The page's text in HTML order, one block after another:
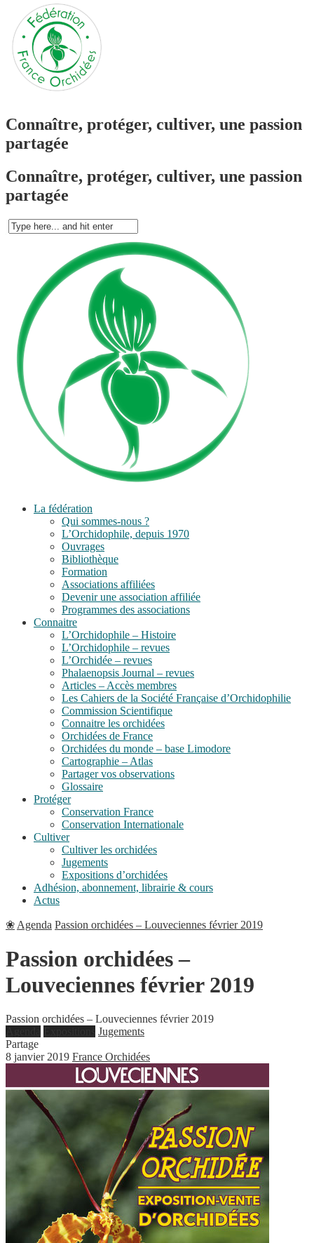
Connaître, protéger, cultiver, une passion
partagée
Connaître, protéger, cultiver, une passion
partagée
La fédération
Qui sommes-nous ?
L’Orchidophile, depuis 1970
Ouvrages
Bibliothèque
Formation
Associations affiliées
Devenir une association affiliée
Programmes des associations
Connaitre
L’Orchidophile – Histoire
L’Orchidophile – revues
L’Orchidée – revues
Phalaenopsis Journal – revues
Articles – Accès membres
Les Cahiers de la Société Française d’Orchidophilie
Commission Scientifique
Connaitre les orchidées
Orchidées de France
Orchidées du monde – base Limodore
Cartographie – Atlas
Partager vos observations
Glossaire
Protéger
Conservation France
Conservation Internationale
Cultiver
Cultiver les orchidées
Jugements
Expositions d’orchidées
Adhésion, abonnement, librairie & cours
Actus
❀ Agenda Passion orchidées – Louveciennes février 2019
Passion orchidées –
Louveciennes février 2019
Passion orchidées – Louveciennes février 2019
Jugements
Partage
8 janvier 2019 France Orchidées